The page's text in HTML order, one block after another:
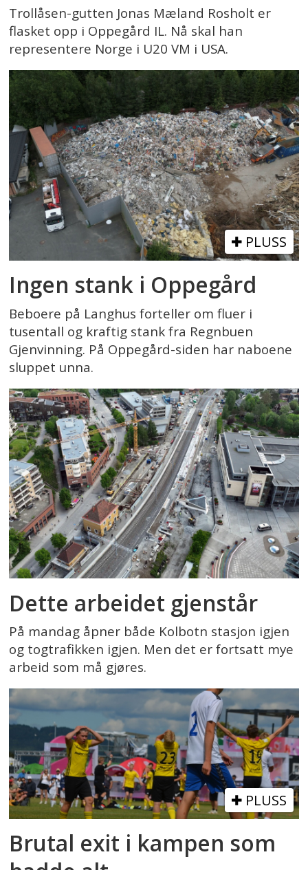
Trollåsen-gutten Jonas Mæland Rosholt er
flasket opp i Oppegård IL. Nå skal han
representere Norge i U20 VM i USA.
PLUSS
Ingen stank i Oppegård
Beboere på Langhus forteller om fluer i
tusentall og kraftig stank fra Regnbuen
Gjenvinning. På Oppegård-siden har naboene
sluppet unna.
Dette arbeidet gjenstår
På mandag åpner både Kolbotn stasjon igjen
og togtrafikken igjen. Men det er fortsatt mye
arbeid som må gjøres.
PLUSS
Brutal exit i kampen som